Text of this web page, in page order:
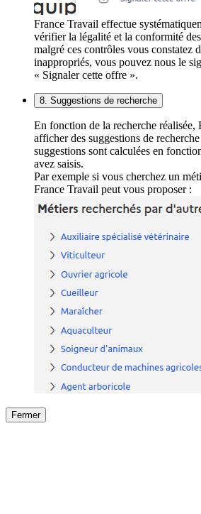
France Travail effectue
vérifier la légalité et la conformité
malgré ces contrôles vous constatez
inappropriés, vous pouvez nous le
« Signaler cette offre ».
8. Suggestions de recherche
En fonction de la recherche réalisée,
afficher des suggestions de
suggestions sont calculées en
avez saisis.
Par exemple si vous cherchez un
France Travail peut vous proposer :
Fermer